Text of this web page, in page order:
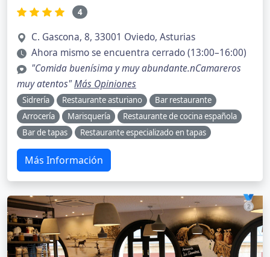
4
C. Gascona, 8, 33001 Oviedo, Asturias
Ahora mismo se encuentra cerrado (13:00–16:00)
"Comida buenísima y muy abundante.nCamareros
muy atentos"Más Opiniones
Sidrería Restaurante asturiano
Bar restaurante
Arrocería
Marisquería
Restaurante de cocina española
Bar de tapas
Restaurante especializado en tapas
Más Información
🥈